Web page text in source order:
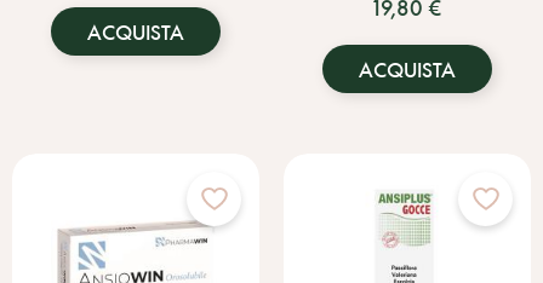
ACQUISTA
19,80 €
ACQUISTA